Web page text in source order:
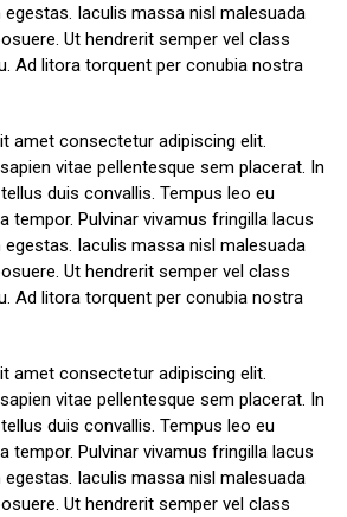
Iaculis massa nisl malesuada
Ut hendrerit semper vel class
Ad litora torquent per conubia nostra
amet consectetur adipiscing elit.
vitae pellentesque sem placerat. In
duis convallis. Tempus leo eu
tempor. Pulvinar vivamus fringilla lacus
Iaculis massa nisl malesuada
Ut hendrerit semper vel class
Ad litora torquent per conubia nostra
amet consectetur adipiscing elit.
vitae pellentesque sem placerat. In
duis convallis. Tempus leo eu
tempor. Pulvinar vivamus fringilla lacus
Iaculis massa nisl malesuada
Ut hendrerit semper vel class